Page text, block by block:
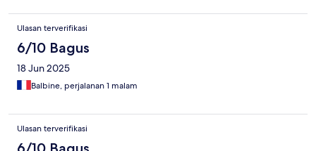
Ulasan terverifikasi
6/10 Bagus
18 Jun 2025
Balbine, perjalanan 1 malam
Ulasan terverifikasi